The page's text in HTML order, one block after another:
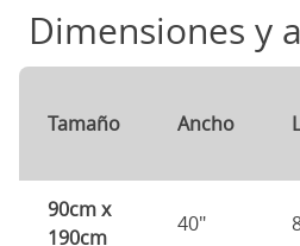
Dimensiones y
Tamaño Ancho
90cm x
190cm
40"